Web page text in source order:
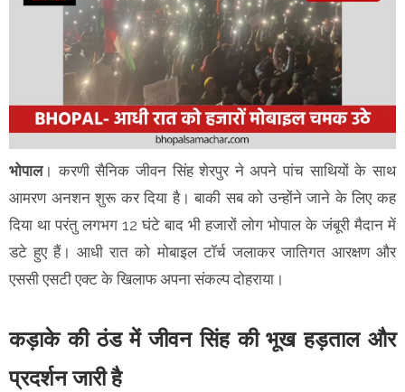
भोपाल। करणी सैनिक जीवन सिंह शेरपुर ने अपने पांच साथियों के साथ
आमरण अनशन शुरू कर दिया है। बाकी सब को उन्होंने जाने के लिए कह
दिया था परंतु लगभग 12 घंटे बाद भी हजारों लोग भोपाल के जंबूरी मैदान में
डटे हुए हैं। आधी रात को मोबाइल टॉर्च जलाकर जातिगत आरक्षण और
एससी एसटी एक्ट के खिलाफ अपना संकल्प दोहराया।
कड़ाके की ठंड में जीवन सिंह की भूख हड़ताल और
प्रदर्शन जारी है